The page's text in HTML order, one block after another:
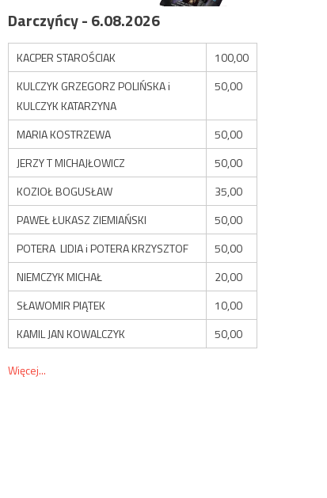
Darczyńcy - 6.08.2026
KACPER STAROŚCIAK
100,00
KULCZYK GRZEGORZ POLIŃSKA i
KULCZYK KATARZYNA
50,00
MARIA KOSTRZEWA
50,00
JERZY T MICHAJŁOWICZ
50,00
KOZIOŁ BOGUSŁAW
35,00
PAWEŁ ŁUKASZ ZIEMIAŃSKI
50,00
POTERA LIDIA i POTERA KRZYSZTOF
50,00
NIEMCZYK MICHAŁ
20,00
SŁAWOMIR PIĄTEK
10,00
KAMIL JAN KOWALCZYK
50,00
Więcej...